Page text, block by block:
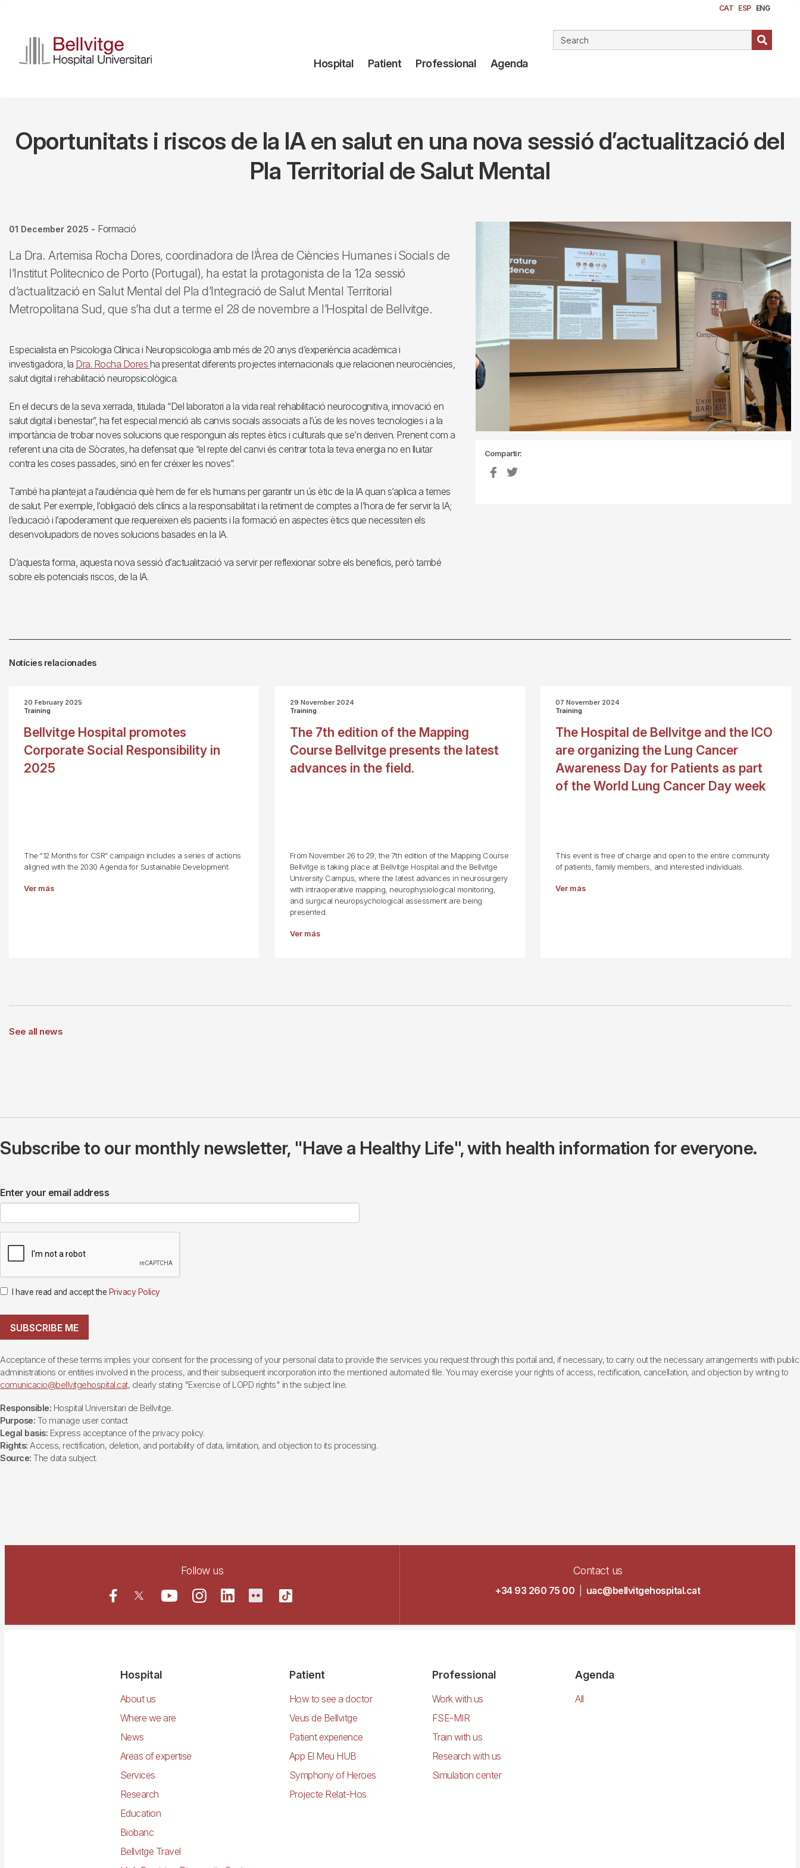
content
CAT ESP ENG
Navegación
Hospital Patient Professional Agenda
Oportunitats i riscos de la IA en salut en una nova sessió d’actualització del
Pla Territorial de Salut Mental
01 December 2025 - Formació
La Dra. Artemisa Rocha Dores, coordinadora de l’Àrea de Ciències Humanes i Socials de
l’Institut Politecnico de Porto (Portugal), ha estat la protagonista de la 12a sessió
d’actualització en Salut Mental del Pla d’Integració de Salut Mental Territorial
Metropolitana Sud, que s’ha dut a terme el 28 de novembre a l’Hospital de Bellvitge.
Especialista en Psicologia Clínica i Neuropsicologia amb més de 20 anys d’experiència acadèmica i
investigadora, la Dra. Rocha Dores ha presentat diferents projectes internacionals que relacionen neurociències,
salut digital i rehabilitació neuropsicològica.
En el decurs de la seva xerrada, titulada “Del laboratori a la vida real: rehabilitació neurocognitiva, innovació en
salut digital i benestar”, ha fet especial menció als canvis socials associats a l’ús de les noves tecnologies i a la
importància de trobar noves solucions que responguin als reptes ètics i culturals que se’n deriven. Prenent com a
referent una cita de Sòcrates, ha defensat que “el repte del canvi és centrar tota la teva energia no en lluitar
contra les coses passades, sinó en fer créixer les noves”.
També ha plantejat a l’audiència què hem de fer els humans per garantir un ús ètic de la IA quan s’aplica a temes
de salut. Per exemple, l’obligació dels clínics a la responsabilitat i la retiment de comptes a l’hora de fer servir la IA;
l’educació i l’apoderament que requereixen els pacients i la formació en aspectes ètics que necessiten els
desenvolupadors de noves solucions basades en la IA.
D’aquesta forma, aquesta nova sessió d’actualització va servir per reflexionar sobre els beneficis, però també
sobre els potencials riscos, de la IA.
Compartir:
Notícies relacionades
20 February 2025
Training
Bellvitge Hospital promotes
Corporate Social Responsibility in
2025
The "12 Months for CSR" campaign includes a series of actions
aligned with the 2030 Agenda for Sustainable Development.
Ver más
29 November 2024
Training
The 7th edition of the Mapping
Course Bellvitge presents the latest
advances in the field.
From November 26 to 29, the 7th edition of the Mapping Course
Bellvitge is taking place at Bellvitge Hospital and the Bellvitge
University Campus, where the latest advances in neurosurgery
with intraoperative mapping, neurophysiological monitoring,
and surgical neuropsychological assessment are being
presented.
Ver más
07 November 2024
Training
The Hospital de Bellvitge and the ICO
are organizing the Lung Cancer
Awareness Day for Patients as part
of the World Lung Cancer Day week
This event is free of charge and open to the entire community
of patients, family members, and interested individuals.
Ver más
See all news
Subscribe to our monthly newsletter, "Have a Healthy Life", with health information for everyone.
Enter your email address
I have read and accept the Privacy Policy
SUBSCRIBE ME
Acceptance of these terms implies your consent for the processing of your personal data to provide the services you request through this portal and, if necessary, to carry out the necessary arrangements with public
administrations or entities involved in the process, and their subsequent incorporation into the mentioned automated file. You may exercise your rights of access, rectification, cancellation, and objection by writing to
comunicacio@bellvitgehospital.cat, clearly stating "Exercise of LOPD rights" in the subject line.
Responsible: Hospital Universitari de Bellvitge.
Purpose: To manage user contact
Legal basis: Express acceptance of the privacy policy.
Rights: Access, rectification, deletion, and portability of data, limitation, and objection to its processing.
Source: The data subject.
Follow us Contact us
+34 93 260 75 00 uac@bellvitgehospital.cat
Hospital
About us
Where we are
News
Areas of expertise
Services
Research
Education
Biobanc
Bellvitge Travel
Patient
How to see a doctor
Veus de Bellvitge
Patient experience
App El Meu HUB
Symphony of Heroes
Projecte Relat-Hos
Professional
Work with us
FSE-MIR
Train with us
Research with us
Simulation center
Agenda
All